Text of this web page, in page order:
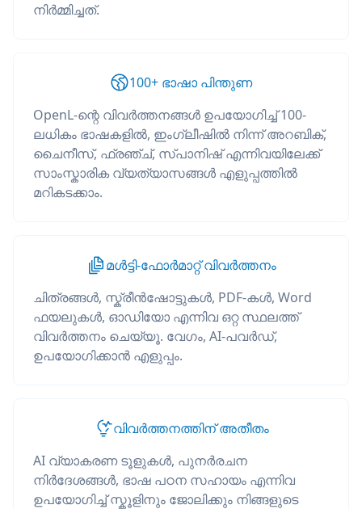
നിർമ്മിച്ചത്.
100+ ഭാഷാ പിന്തുണ
OpenL-ന്റെ വിവർത്തനങ്ങൾ ഉപയോഗിച്ച് 100-
ലധികം ഭാഷകളിൽ, ഇംഗ്ലീഷിൽ നിന്ന് അറബിക്,
ചൈനീസ്, ഫ്രഞ്ച്, സ്പാനിഷ് എന്നിവയിലേക്ക്
സാംസ്കാരിക വ്യത്യാസങ്ങൾ എളുപ്പത്തിൽ
മറികടക്കാം.
മൾട്ടി-ഫോർമാറ്റ് വിവർത്തനം
ചിത്രങ്ങൾ, സ്ക്രീൻഷോട്ടുകൾ, PDF-കൾ, Word
ഫയലുകൾ, ഓഡിയോ എന്നിവ ഒറ്റ സ്ഥലത്ത്
വിവർത്തനം ചെയ്യൂ. വേഗം, AI-പവർഡ്,
ഉപയോഗിക്കാൻ എളുപ്പം.
വിവർത്തനത്തിന് അതീതം
AI വ്യാകരണ ടൂളുകൾ, പുനർരചന
നിർദേശങ്ങൾ, ഭാഷ പഠന സഹായം എന്നിവ
ഉപയോഗിച്ച് സ്കൂളിനും ജോലിക്കും നിങ്ങളുടെ